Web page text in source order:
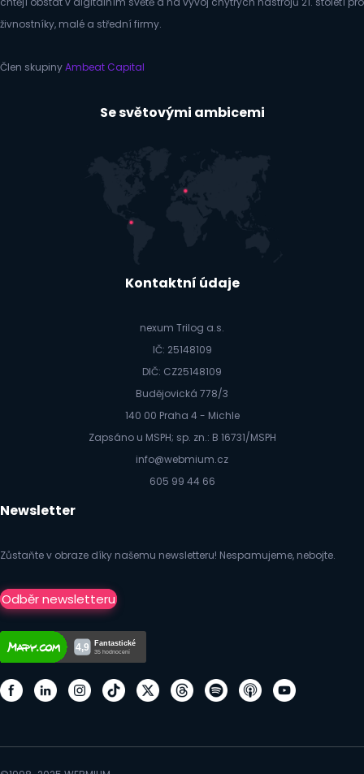
živnostníky, malé a střední firmy.
Člen skupinyAmbeat Capital
Se světovými ambicemi
Kontaktní údaje
nexum Trilog a.s.
IČ: 25148109
DIČ: CZ25148109
Budějovická 778/3
140 00 Praha 4 - Michle
Zapsáno u MSPH; sp. zn.: B 16731/MSPH
info@webmium.cz
605 99 44 66
Newsletter
Zůstaňte v obraze díky našemu newsletteru! Nespamujeme, nebojte.
Odběr newsletteru